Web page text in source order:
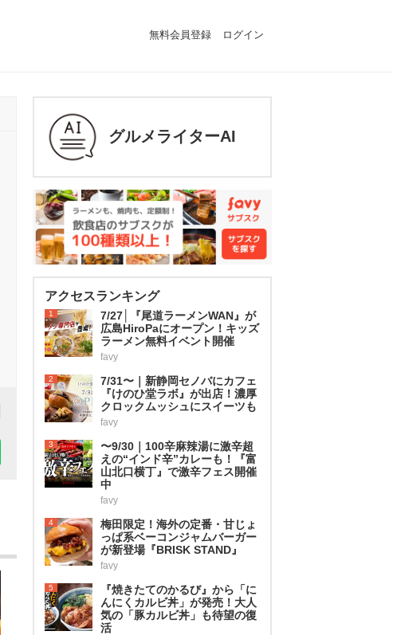
無料会員登録 ログイン
グルメライターAI
アクセスランキング
1
7/27│『尾道ラーメンWAN』が
広島HiroPaにオープン！キッズ
ラーメン無料イベント開催
favy
2
7/31〜｜新静岡セノバにカフェ
『けのひ堂ラボ』が出店！濃厚
クロックムッシュにスイーツも
favy
3
〜9/30｜100辛麻辣湯に激辛超
えの“インド辛”カレーも！『富
山北口横丁』で激辛フェス開催
中
favy
4
梅田限定！海外の定番・甘じょ
っぱ系ベーコンジャムバーガー
が新登場『BRISK STAND』
favy
5
『焼きたてのかるび』から「に
んにくカルビ丼」が発売！大人
気の「豚カルビ丼」も待望の復
活